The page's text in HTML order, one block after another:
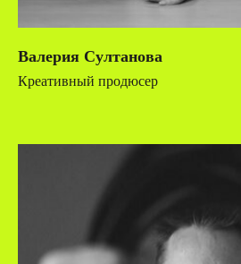
Валерия Султанова
Креативный продюсер